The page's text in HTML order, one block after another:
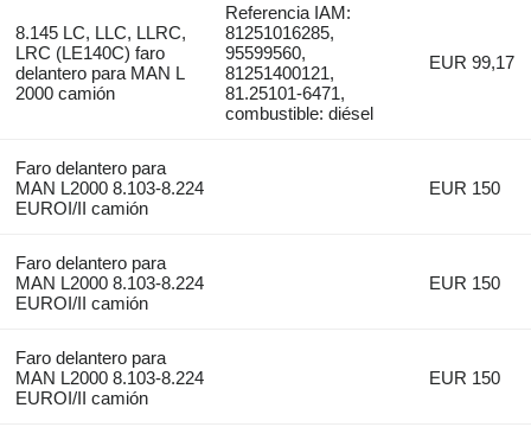
8.145 LC, LLC, LLRC,
LRC (LE140C) faro
delantero para MAN L
2000 camión
Referencia IAM:
81251016285,
95599560,
81251400121,
81.25101-6471,
combustible: diésel
EUR 99,17
Faro delantero para
MAN L2000 8.103-8.224
EUROI/II camión
EUR 150
Faro delantero para
MAN L2000 8.103-8.224
EUROI/II camión
EUR 150
Faro delantero para
MAN L2000 8.103-8.224
EUROI/II camión
EUR 150